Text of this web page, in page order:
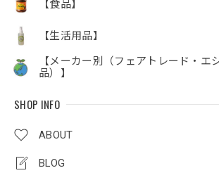
【食品】
【生活用品】
【メーカー別（フェアトレード・エ
品）】
SHOP INFO
ABOUT
BLOG